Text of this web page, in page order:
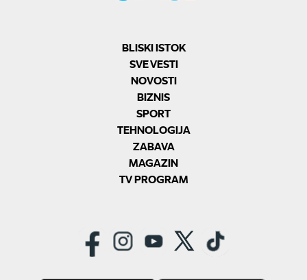
BLISKI ISTOK
SVE VESTI
NOVOSTI
BIZNIS
SPORT
TEHNOLOGIJA
ZABAVA
MAGAZIN
TV PROGRAM